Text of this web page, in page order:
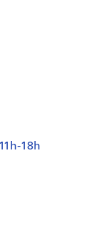
18h